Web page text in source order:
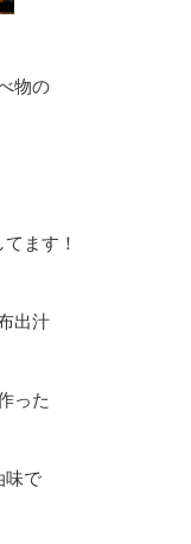
物の
ます！
出汁
った
味で